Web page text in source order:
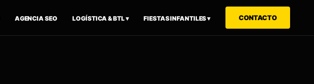
AGENCIA SEO LOGÍSTICA & BTL ▾ FIESTAS INFANTILES ▾ CONTACTO